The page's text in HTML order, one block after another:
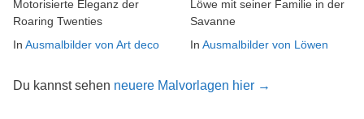
Motorisierte Eleganz der
Roaring Twenties
In Ausmalbilder von Art deco
Löwe mit seiner Familie in der
Savanne
In Ausmalbilder von Löwen
Du kannst sehen neuere Malvorlagen hier →